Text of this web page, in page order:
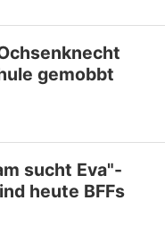
gemobbt
sucht Eva"-
heute BFFs